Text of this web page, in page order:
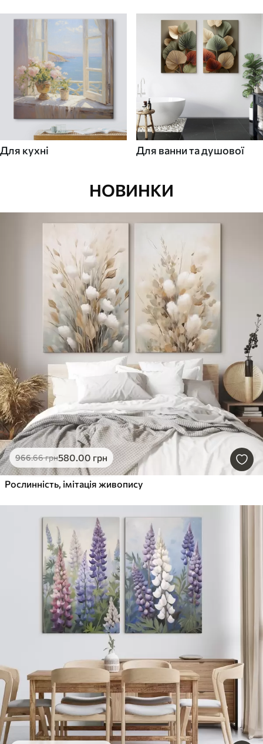
Для кухні Для ванни та душової
НОВИНКИ
966.66грн580.00 грн
Рослинність, імітація живопису